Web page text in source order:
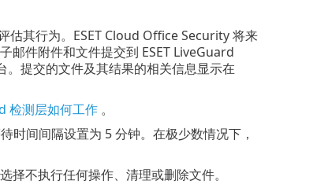
估其行为。ESET Cloud Office Security 将来
件附件和文件提交到 ESET LiveGuard
提交的文件及其结果的相关信息显示在
检测层如何工作 。
时间间隔设置为 5 分钟。在极少数情况下，
择不执行任何操作、清理或删除文件。